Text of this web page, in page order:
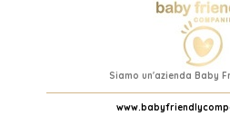
Siamo un'azienda Baby